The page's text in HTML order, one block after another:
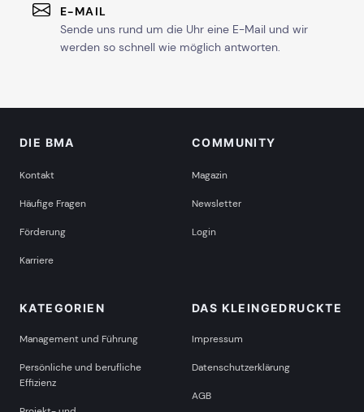
E-MAIL
Sende uns rund um die Uhr eine E-Mail und wir
werden so schnell wie möglich antworten.
DIE BMA
Kontakt
Häufige Fragen
Förderung
Karriere
COMMUNITY
Magazin
Newsletter
Login
KATEGORIEN
Management und Führung
Persönliche und berufliche
Effizienz
DAS KLEINGEDRUCKTE
Impressum
Datenschutzerklärung
AGB